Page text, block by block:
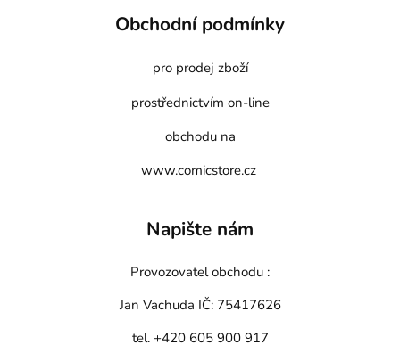
Obchodní podmínky
pro prodej zboží
prostřednictvím on-line
obchodu na
www.comicstore.cz
Napište nám
Provozovatel obchodu :
Jan Vachuda IČ: 75417626
tel. +420 605 900 917